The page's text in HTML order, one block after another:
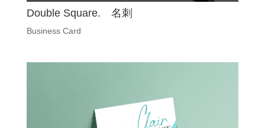
Double Square. 名刺
Business Card